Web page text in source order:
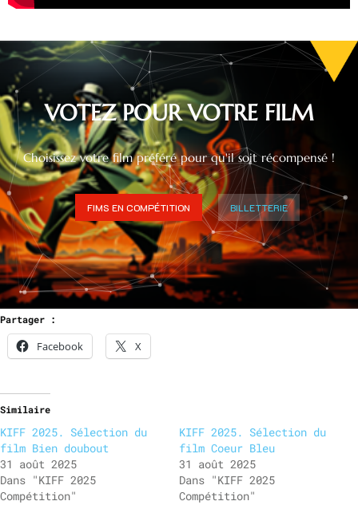
VOTEZ POUR VOTRE FILM
Choisissez votre film préféré pour qu'il soit récompensé !
FIMS EN COMPÉTITION BILLETTERIE
Partager :
Facebook X
Similaire
KIFF 2025. Sélection du
film Bien doubout
31 août 2025
Dans "KIFF 2025
Compétition"
KIFF 2025. Sélection du
film Coeur Bleu
31 août 2025
Dans "KIFF 2025
Compétition"